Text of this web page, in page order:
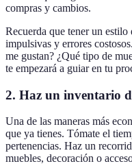
compras y cambios.
Recuerda que tener un
impulsivas y errores
me gustan? ¿Qué tipo de
te empezará a guiar en tu
2. Haz un inventario
Una de las maneras más
que ya tienes. Tómate el
pertenencias. Haz un
muebles, decoración o